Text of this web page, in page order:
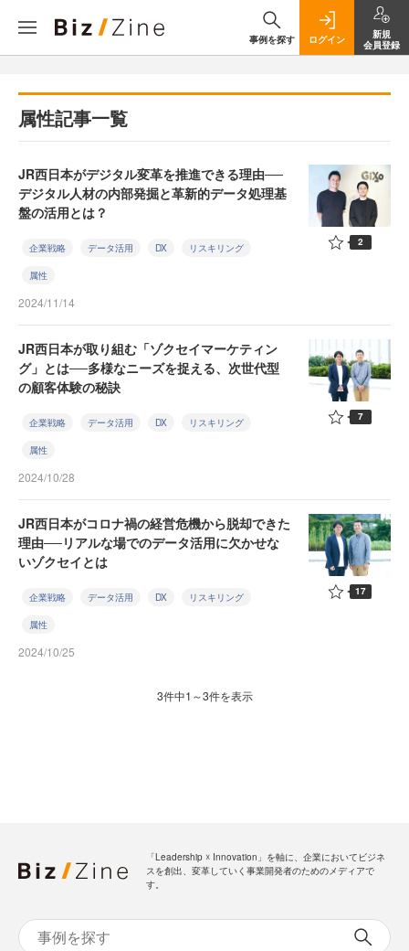
事例を探す ログイン
新規
会員登録
属性記事一覧
JR西日本がデジタル変革を推進できる理由──
デジタル人材の内部発掘と革新的データ処理基
盤の活用とは？
企業戦略 データ活用 DX リスキリング
属性
2024/11/14
2
JR西日本が取り組む「ゾクセイマーケティン
グ」とは──多様なニーズを捉える、次世代型
の顧客体験の秘訣
企業戦略 データ活用 DX リスキリング
属性
2024/10/28
7
JR西日本がコロナ禍の経営危機から脱却できた
理由──リアルな場でのデータ活用に欠かせな
いゾクセイとは
企業戦略 データ活用 DX リスキリング
属性
2024/10/25
17
3件中1～3件を表示
「Leadership ☓ Innovation」を軸に、企業においてビジネ
スを創出、変革していく事業開発者のためのメディアで
す。